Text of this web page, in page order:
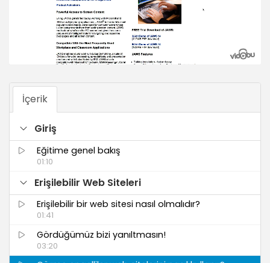
İçerik
Giriş
Eğitime genel bakış
01:10
Erişilebilir Web Siteleri
Erişilebilir bir web sitesi nasıl olmalıdır?
01:41
Gördüğümüz bizi yanıltmasın!
03:20